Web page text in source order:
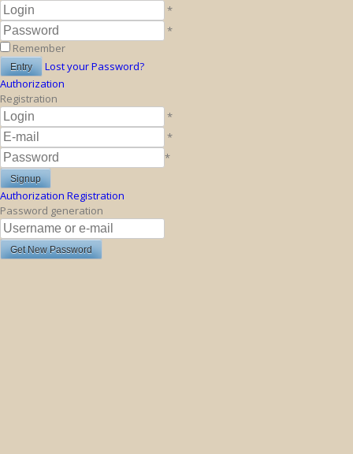
*
*
Remember
Lost your Password?
Authorization
Registration
*
*
*
Authorization Registration
Password generation